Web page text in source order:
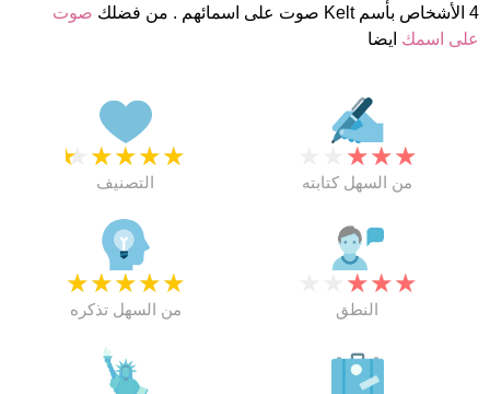
4 الأشخاص بأسم Kelt صوت على اسمائهم . من فضلك
صوت
على اسمك ايضا
★
★
★
★
★
التصنيف
★
★
★
من السهل كتابته
★
★
★
★
★
من السهل تذكره
★
★
★
النطق